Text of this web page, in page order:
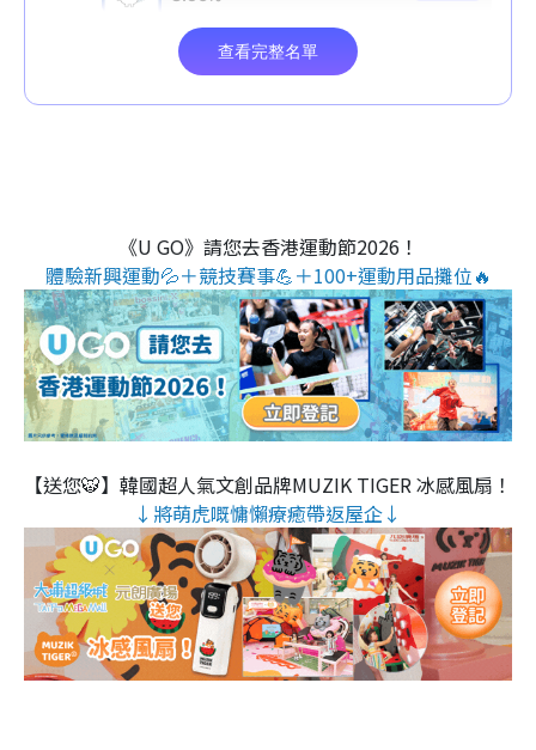
《U GO》請您去香港運動節2026！
體驗新興運動💦＋競技賽事💪＋100+運動用品攤位🔥
【送您🐯】韓國超人氣文創品牌MUZIK TIGER 冰感風扇！
↓將萌虎嘅慵懶療癒帶返屋企↓